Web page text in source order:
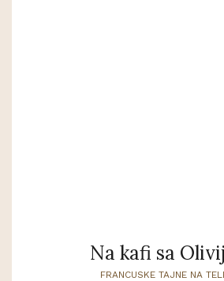
Na kafi sa
FRANCUSKE TAJNE NA